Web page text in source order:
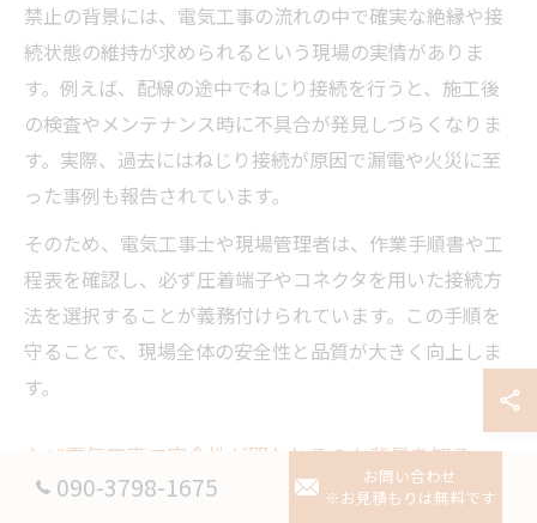
禁止の背景には、電気工事の流れの中で確実な絶縁や接
続状態の維持が求められるという現場の実情がありま
す。例えば、配線の途中でねじり接続を行うと、施工後
の検査やメンテナンス時に不具合が発見しづらくなりま
す。実際、過去にはねじり接続が原因で漏電や火災に至
った事例も報告されています。
そのため、電気工事士や現場管理者は、作業手順書や工
程表を確認し、必ず圧着端子やコネクタを用いた接続方
法を選択することが義務付けられています。この手順を
守ることで、現場全体の安全性と品質が大きく向上しま
す。
なぜ電気工事で安全性が問われるのか背景を知る
電気工事で安全性が強く求められるのは、感電や火災と
090-3798-1675
お問い合わせ
※お見積もりは無料です